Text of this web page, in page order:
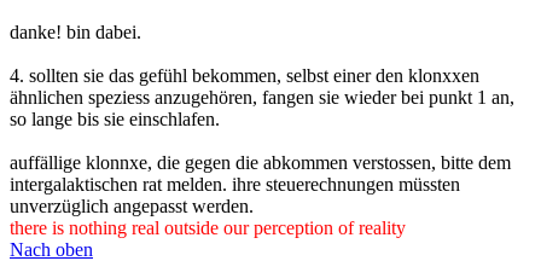
danke! bin dabei.
4. sollten sie das gefühl bekommen, selbst einer den klonxxen
ähnlichen speziess anzugehören, fangen sie wieder bei punkt 1 an,
so lange bis sie einschlafen.
auffällige klonnxe, die gegen die abkommen verstossen, bitte dem
intergalaktischen rat melden. ihre steuerechnungen müssten
unverzüglich angepasst werden.
there is nothing real outside our perception of reality
Nach oben